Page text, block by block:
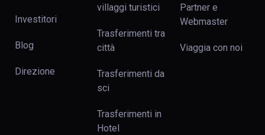
Investitori
Blog
Direzione
villaggi turistici
Trasferimenti tra
сittà
Trasferimenti da
sci
Trasferimenti in
Hotel
Partner e
Webmaster
Viaggia con noi